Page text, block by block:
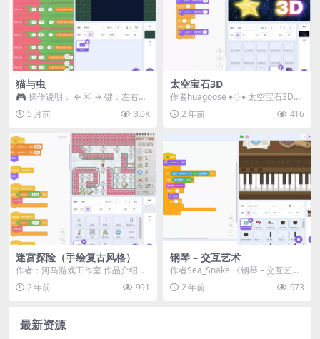
猫与虫
🎮 操作说明： ← 和 → 键：左右移
动 Z 键：跳跃 组合 ← → ↑ ↓ 键...
5 月前 3.0K
太空宝石3D
作者huagoose ♦️♢♦️ 太空宝石3D
♦️♢♦️ ♦️ 点击绿色旗帜开...
2 年前 416
迷宫探险（手绘复古风格）
作者：河马游戏工作室 作品介绍：
《迷宫探险》是一款适合移动设备
的迷宫冒险游戏，...
2 年前 991
钢琴 – 交互艺术
作者Sea_Snake 《钢琴 – 交互艺
术》是Scratch音乐创...
2 年前 973
最新资源